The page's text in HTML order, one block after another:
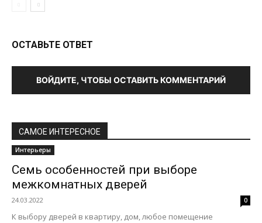
ОСТАВЬТЕ ОТВЕТ
ВОЙДИТЕ, ЧТОБЫ ОСТАВИТЬ КОММЕНТАРИЙ
САМОЕ ИНТЕРЕСНОЕ
Интерьеры
Семь особенностей при выборе
межкомнатных дверей
24.03.2022 0
К выбору дверей в квартиру, дом, любое помещение